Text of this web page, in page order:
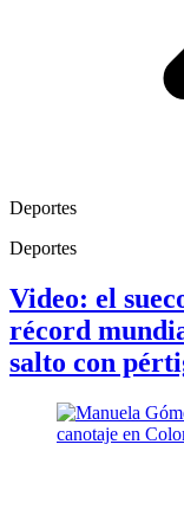
Deportes
Deportes
Video: el
récord
salto con